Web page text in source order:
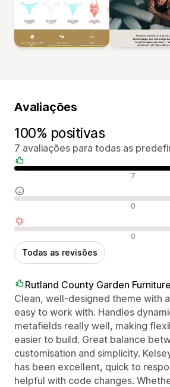
Avaliações
100% positivas
7 avaliações para todas as
Avaliações positivas 7
Avaliações neutras 0
Avaliações negativas 0
Todas as revisões
Rutland County Garden Furniture
Clean, well-designed theme with
easy to work with. Handles
metafields really well, making
easier to build. Great balance
customisation and simplicity.
has been excellent, quick to
helpful with code changes.